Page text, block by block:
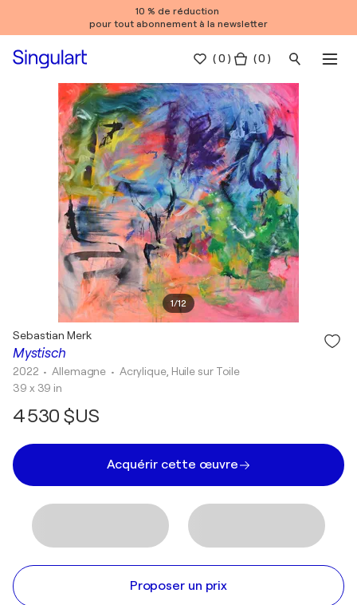
10 % de réduction
pour tout abonnement à la newsletter
(0 ) ( 0 )
1/12
Mystisch
Sebastian Merk
2022 • Allemagne • Acrylique, Huile sur Toile
39 x 39 in
4 530 $US
Acquérir cette œuvre
Proposer un prix